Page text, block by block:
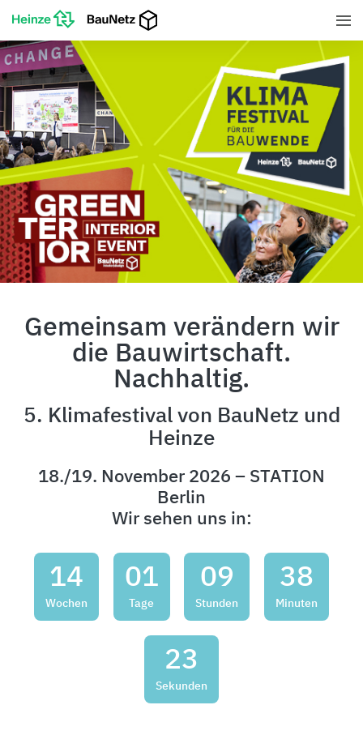
Gemeinsam verändern wir
die Bauwirtschaft.
Nachhaltig.
5. Klimafestival von BauNetz und
Heinze
18./19. November 2026 – STATION
Berlin
Wir sehen uns in:
14
Wochen
01
Tage
09
Stunden
38
Minuten
21
Sekunden